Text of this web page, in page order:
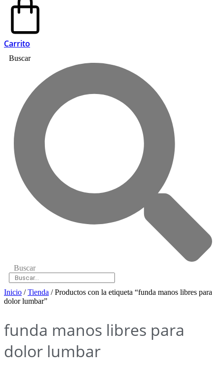
Carrito
Buscar
Buscar
Inicio /Tienda / Productos con la etiqueta “funda manos libres para
dolor lumbar”
funda manos libres para
dolor lumbar